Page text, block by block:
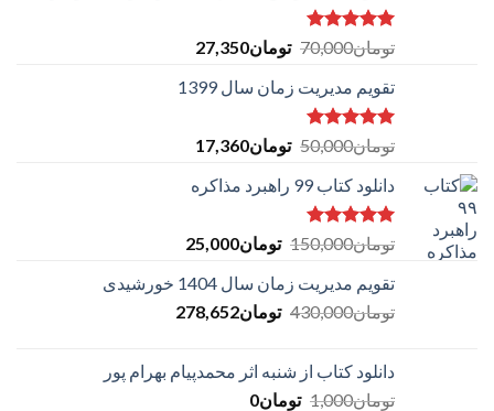
امتیاز5.00
از 5
تومان70,000
Original
was:
تومان27,350
Current
is:
تقویم مدیریت زمان سال 1399
امتیاز5.00
از 5
تومان50,000
Original
was:
تومان17,360
Current
دانلود کتاب 99 راهبرد مذاکره
امتیاز5.00
از 5
تومان150,000
Original
was:
تومان150,000.
تومان25,000
Current
is:
تومان25,000.
تقویم مدیریت زمان سال 1404 خورشیدی
تومان430,000
Original
تومان430,000.
تومان278,652
Current
تومان278,652.
دانلود کتاب از شنبه اثر محمدپیام بهرام پور
تومان1,000
Original
تومان0
Current